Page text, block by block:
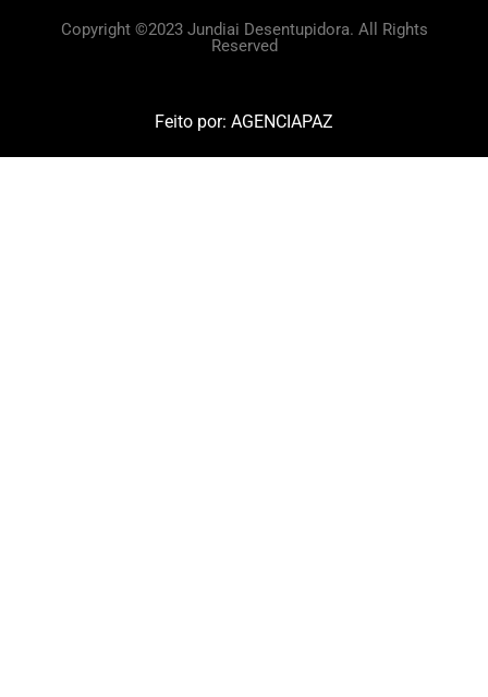
Copyright ©2023 Jundiai Desentupidora. All Rights
Reserved
Feito por: AGENCIAPAZ